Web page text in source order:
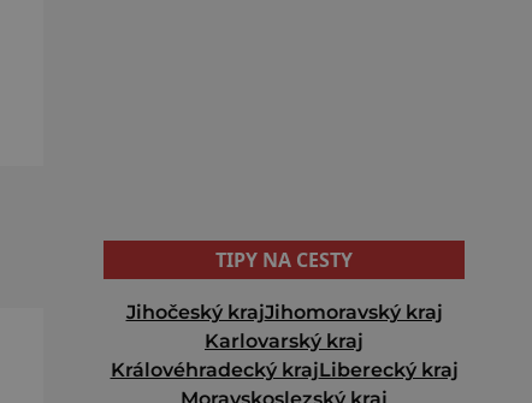
TIPY NA CESTY
Jihočeský krajJihomoravský kraj
Karlovarský kraj
Královéhradecký krajLiberecký kraj
Moravskoslezský kraj